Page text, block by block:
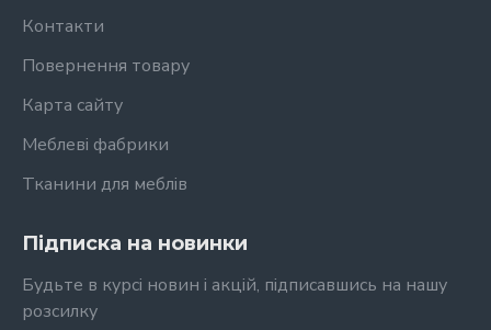
Контакти
Повернення товару
Карта сайту
Меблеві фабрики
Тканини для меблів
Підписка на новинки
Будьте в курсі новин і акцій, підписавшись на нашу
розсилку